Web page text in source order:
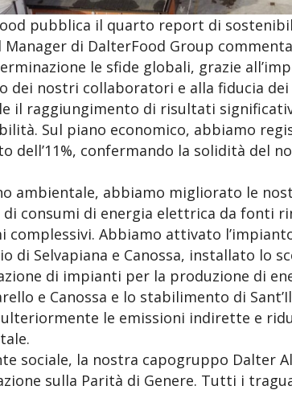
pubblica il quarto report di
Manager di DalterFood Group
le sfide globali, grazie
dei nostri collaboratori e alla fiducia
il raggiungimento di risultati
Sul piano economico, abbiamo
dell’11%, confermando la solidità del
ambientale, abbiamo migliorato le
di consumi di energia elettrica da fonti
complessivi. Abbiamo attivato
di Selvapiana e Canossa, installato lo
di impianti per la produzione di
e Canossa e lo stabilimento di
le emissioni indirette e
sociale, la nostra capogruppo Dalter
sulla Parità di Genere. Tutti i